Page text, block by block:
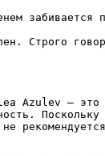
Строго
– это